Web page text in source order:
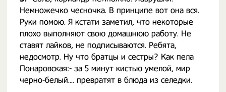
Немножечко чесночка. В принципе вот она вся.
Руки помою. Я кстати заметил, что некоторые
плохо выполняют свою домашнюю работу. Не
ставят лайков, не подписываются. Ребята,
недосмотр. Ну что братцы и сестры? Как пела
Понаровская:- за 5 минут кистью умелой, мир
черно-белый.... превратят в блюда из селедки.